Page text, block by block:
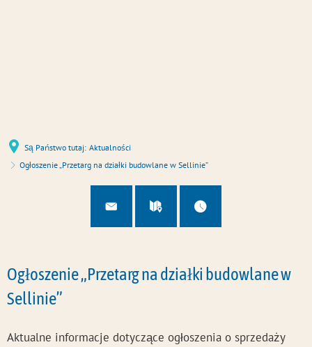
Są Państwo tutaj: Aktualności
Ogłoszenie „Przetarg na działki budowlane w Sellinie”
Ogłoszenie „Przetarg na działki budowlane w
Sellinie”
Aktualne informacje dotyczące ogłoszenia o sprzedaży